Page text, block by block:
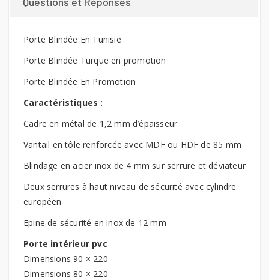
Porte Blindée En Tunisie
Porte Blindée Turque en promotion
Porte Blindée En Promotion
Caractéristiques :
Cadre en métal de 1,2 mm d’épaisseur
Vantail en tôle renforcée avec MDF ou HDF de 85 mm
Blindage en acier inox de 4 mm sur serrure et déviateur
Deux serrures à haut niveau de sécurité avec cylindre
européen
Epine de sécurité en inox de 12 mm
Porte intérieur pvc
Dimensions 90 × 220
Dimensions 80 × 220